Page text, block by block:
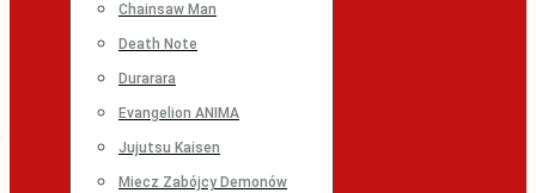
Chainsaw Man
Death Note
Durarara
Evangelion ANIMA
Jujutsu Kaisen
Miecz Zabójcy Demonów